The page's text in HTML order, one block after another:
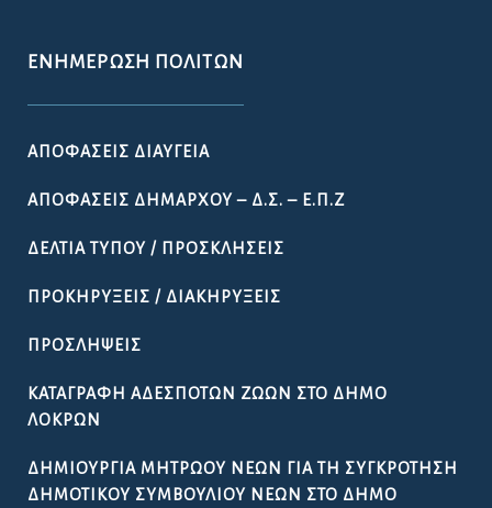
ΕΝΗΜΈΡΩΣΗ ΠΟΛΙΤΏΝ
ΑΠΟΦΆΣΕΙΣ ΔΙΑΎΓΕΙΑ
ΑΠΟΦΆΣΕΙΣ ΔΗΜΆΡΧΟΥ – Δ.Σ. – Ε.Π.Ζ
ΔΕΛΤΊΑ ΤΎΠΟΥ / ΠΡΟΣΚΛΉΣΕΙΣ
ΠΡΟΚΗΡΎΞΕΙΣ / ΔΙΑΚΗΡΎΞΕΙΣ
ΠΡΟΣΛΉΨΕΙΣ
ΚΑΤΑΓΡΑΦΉ ΑΔΈΣΠΟΤΩΝ ΖΏΩΝ ΣΤΟ ΔΉΜΟ
ΛΟΚΡΏΝ
ΔΗΜΙΟΥΡΓΊΑ ΜΗΤΡΏΟΥ ΝΈΩΝ ΓΙΑ ΤΗ ΣΥΓΚΡΌΤΗΣΗ
ΔΗΜΟΤΙΚΟΎ ΣΥΜΒΟΥΛΊΟΥ ΝΈΩΝ ΣΤΟ ΔΉΜΟ